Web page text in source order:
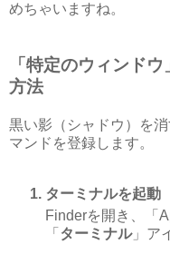
めちゃいますね。
「特定のウィンド
方法
黒い影（シャドウ）を
マンドを登録します。
ターミナルを起動
Finderを開き、「
「 ターミナル」ア